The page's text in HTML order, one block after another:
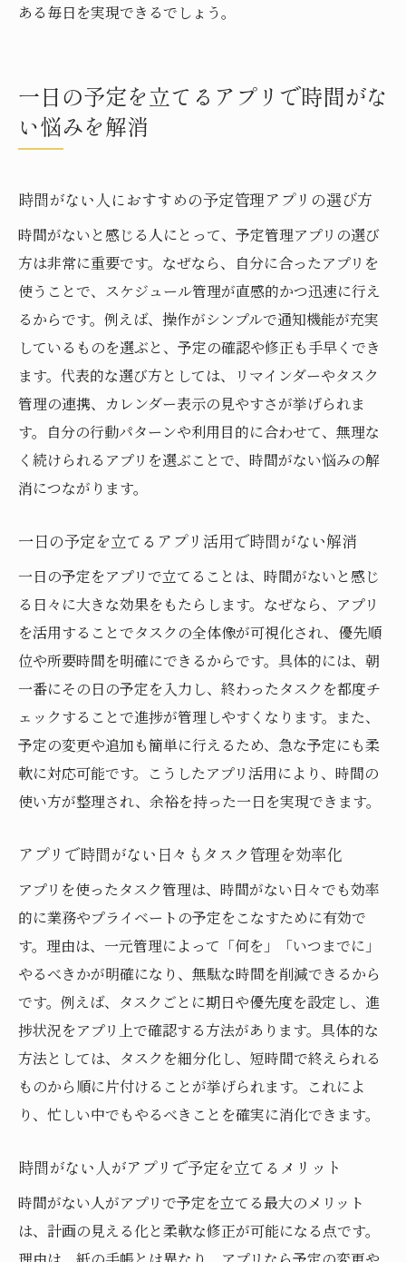
ある毎日を実現できるでしょう。
一日の予定を立てるアプリで時間がな
い悩みを解消
時間がない人におすすめの予定管理アプリの選び方
時間がないと感じる人にとって、予定管理アプリの選び
方は非常に重要です。なぜなら、自分に合ったアプリを
使うことで、スケジュール管理が直感的かつ迅速に行え
るからです。例えば、操作がシンプルで通知機能が充実
しているものを選ぶと、予定の確認や修正も手早くでき
ます。代表的な選び方としては、リマインダーやタスク
管理の連携、カレンダー表示の見やすさが挙げられま
す。自分の行動パターンや利用目的に合わせて、無理な
く続けられるアプリを選ぶことで、時間がない悩みの解
消につながります。
一日の予定を立てるアプリ活用で時間がない解消
一日の予定をアプリで立てることは、時間がないと感じ
る日々に大きな効果をもたらします。なぜなら、アプリ
を活用することでタスクの全体像が可視化され、優先順
位や所要時間を明確にできるからです。具体的には、朝
一番にその日の予定を入力し、終わったタスクを都度チ
ェックすることで進捗が管理しやすくなります。また、
予定の変更や追加も簡単に行えるため、急な予定にも柔
軟に対応可能です。こうしたアプリ活用により、時間の
使い方が整理され、余裕を持った一日を実現できます。
アプリで時間がない日々もタスク管理を効率化
アプリを使ったタスク管理は、時間がない日々でも効率
的に業務やプライベートの予定をこなすために有効で
す。理由は、一元管理によって「何を」「いつまでに」
やるべきかが明確になり、無駄な時間を削減できるから
です。例えば、タスクごとに期日や優先度を設定し、進
捗状況をアプリ上で確認する方法があります。具体的な
方法としては、タスクを細分化し、短時間で終えられる
ものから順に片付けることが挙げられます。これによ
り、忙しい中でもやるべきことを確実に消化できます。
時間がない人がアプリで予定を立てるメリット
時間がない人がアプリで予定を立てる最大のメリット
は、計画の見える化と柔軟な修正が可能になる点です。